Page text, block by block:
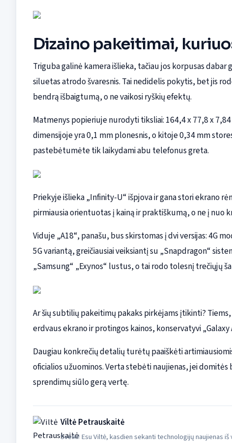
Dizaino pakeitimai,
Triguba galinė kamera išlieka, tačiau jos korpusas
siluetas atrodo švaresnis. Tai nedidelis pokytis, bet jis
bendrą išbaigtumą, o ne vaikosi ryškių efektų.
Matmenys popieriuje nurodyti tiksliai: 164,4 x 77,8 x 7,84
dimensijoje yra 0,1 mm plonesnis, o kitoje 0,34 mm
pastebėtumėte tik laikydami abu telefonus greta.
Priekyje išlieka „Infinity-U“ išpjova ir gana stori ekrano
pirmiausia orientuotas į kainą ir praktiškumą, o ne į nuo
Viduje „A18“, panašu, bus skirstomas į dvi versijas: 4G
5G variantą, greičiausiai veiksiantį su „Snapdragon“
„Samsung“ „Exynos“ lustus, o tai rodo tolesnį trečiųjų
Ar šių subtilių pakeitimų pakaks pirkėjams įtikinti?
erdvaus ekrano ir protingos kainos, konservatyvi
Daugiau konkrečių detalių turėtų paaiškėti
oficialios užuominos. Verta stebėti naujienas, jei
sprendimų siūlo gerą vertę.
Viltė Petrauskaitė
Sveiki! Esu Viltė, kasdien sekanti technologijų naujienas